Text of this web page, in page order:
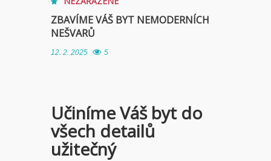
ZBAVÍME VÁŠ BYT NEMODERNÍCH
NEŠVARŮ
12. 2. 2025 5
Učiníme Váš byt do
všech detailů
užitečný